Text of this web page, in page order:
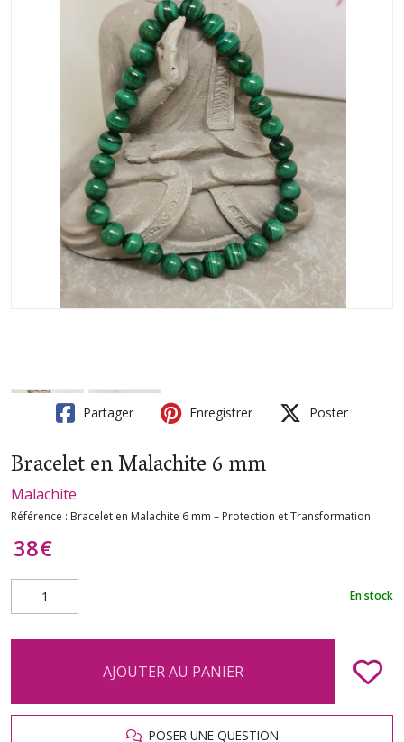
Partager Enregistrer Poster
Bracelet en Malachite 6 mm
Malachite
Référence : Bracelet en Malachite 6 mm – Protection et Transformation
38€
En stock
AJOUTER AU PANIER
POSER UNE QUESTION